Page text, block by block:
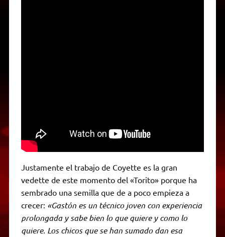
Justamente el trabajo de Coyette es la gran
vedette de este momento del «Torito» porque ha
sembrado una semilla que de a poco empieza a
crecer: «Gastón es un técnico joven con experiencia
prolongada y sabe bien lo que quiere y como lo
quiere. Los chicos que se han sumado dan esa